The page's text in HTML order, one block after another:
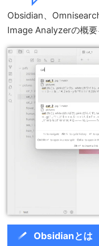
Obsidian、
Image Analyzerの概要
Obsidianとは